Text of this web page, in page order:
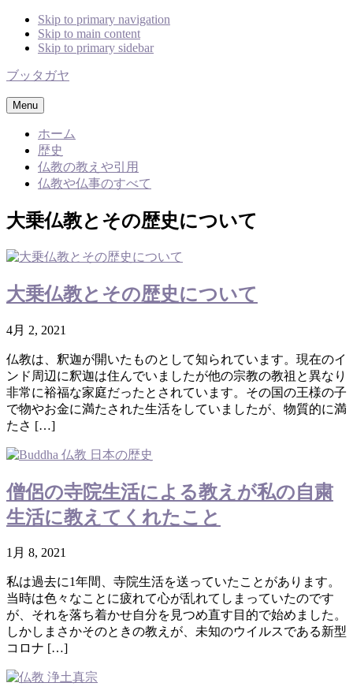
Skip to primary navigation
Skip to main content
Skip to primary sidebar
ブッタガヤ
Menu
ホーム
歴史
仏教の教えや引用
仏教や仏事のすべて
大乗仏教とその歴史について
大乗仏教とその歴史について
4月 2, 2021
仏教は、釈迦が開いたものとして知られています。現在のイ
ンド周辺に釈迦は住んでいましたが他の宗教の教祖と異なり
非常に裕福な家庭だったとされています。その国の王様の子
で物やお金に満たされた生活をしていましたが、物質的に満
たさ […]
僧侶の寺院生活による教えが私の自粛
生活に教えてくれたこと
1月 8, 2021
私は過去に1年間、寺院生活を送っていたことがあります。
当時は色々なことに疲れて心が乱れてしまっていたのです
が、それを落ち着かせ自分を見つめ直す目的で始めました。
しかしまさかそのときの教えが、未知のウイルスである新型
コロナ […]